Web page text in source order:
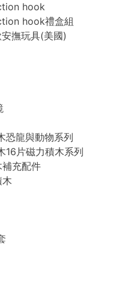
hook
hook禮盒組
撫玩具(美國)
恐龍與動物系列
16片磁力積木系列
充配件